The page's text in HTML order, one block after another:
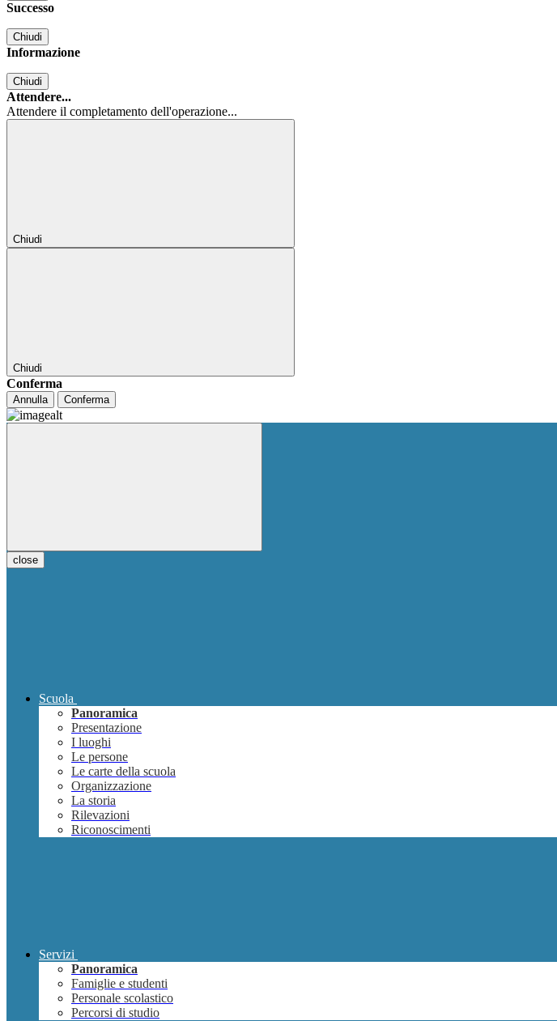
Successo
Chiudi
Informazione
Chiudi
Attendere...
Attendere il completamento dell'operazione...
Chiudi
Chiudi
Conferma
Annulla Conferma
close
Scuola
Panoramica
Presentazione
I luoghi
Le persone
Le carte della scuola
Organizzazione
La storia
Rilevazioni
Riconoscimenti
Servizi
Panoramica
Famiglie e studenti
Personale scolastico
Percorsi di studio